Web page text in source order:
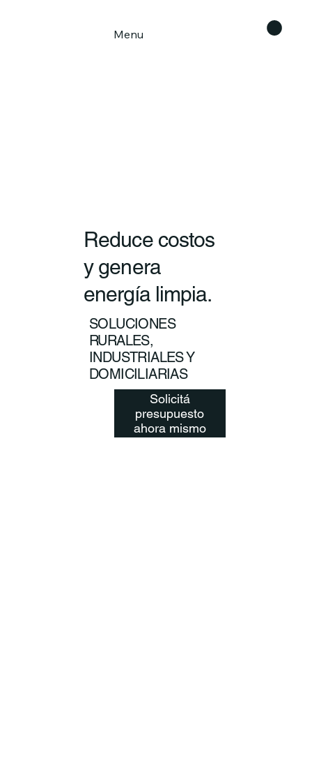
Menu
Reduce costos
y genera
energía limpia.
SOLUCIONES
RURALES,
INDUSTRIALES Y
DOMICILIARIAS
Solicitá
presupuesto
ahora mismo